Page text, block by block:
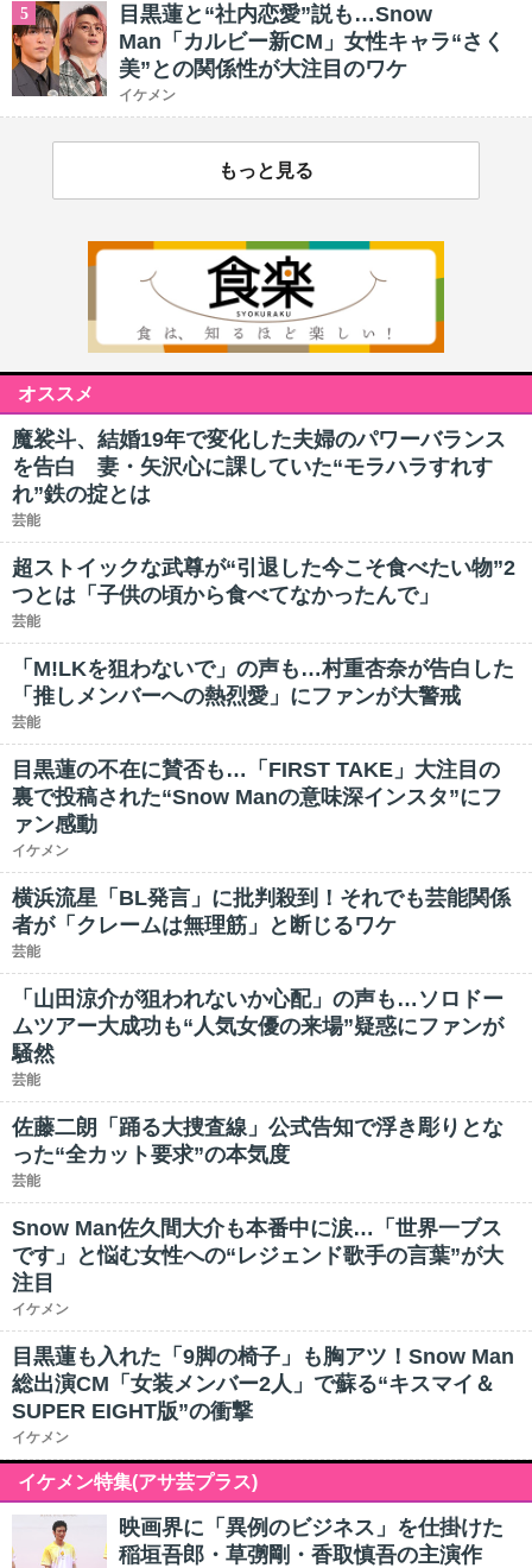
5
目黒蓮と“社内恋愛”説も…Snow
Man「カルビー新CM」女性キャラ“さく
美”との関係性が大注目のワケ
イケメン
もっと見る
オススメ
魔裟斗、結婚19年で変化した夫婦のパワーバランス
を告白 妻・矢沢心に課していた“モラハラすれす
れ”鉄の掟とは
芸能
超ストイックな武尊が“引退した今こそ食べたい物”2
つとは「子供の頃から食べてなかったんで」
芸能
「M!LKを狙わないで」の声も…村重杏奈が告白した
「推しメンバーへの熱烈愛」にファンが大警戒
芸能
目黒蓮の不在に賛否も…「FIRST TAKE」大注目の
裏で投稿された“Snow Manの意味深インスタ”にフ
ァン感動
イケメン
横浜流星「BL発言」に批判殺到！それでも芸能関係
者が「クレームは無理筋」と断じるワケ
芸能
「山田涼介が狙われないか心配」の声も…ソロドー
ムツアー大成功も“人気女優の来場”疑惑にファンが
騒然
芸能
佐藤二朗「踊る大捜査線」公式告知で浮き彫りとな
った“全カット要求”の本気度
芸能
Snow Man佐久間大介も本番中に涙…「世界一ブス
です」と悩む女性への“レジェンド歌手の言葉”が大
注目
イケメン
目黒蓮も入れた「9脚の椅子」も胸アツ！Snow Man
総出演CM「女装メンバー2人」で蘇る“キスマイ＆
SUPER EIGHT版”の衝撃
イケメン
イケメン特集(アサ芸プラス)
映画界に「異例のビジネス」を仕掛けた
稲垣吾郎・草彅剛・香取慎吾の主演作